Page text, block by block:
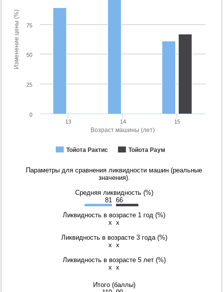
Возраст машины (лет)
Изменение цены (%)
Тойота Рактис Тойота Раум
13 14 15
0
25
50
75
Параметры для сравнения ликвидности машин (реальные
значения).
Средняя ликвидность (%)
81 66
Ликвидность в возрасте 1 год (%)
x x
Ликвидность в возрасте 3 года (%)
x x
Ликвидность в возрасте 5 лет (%)
x x
Итого (баллы)